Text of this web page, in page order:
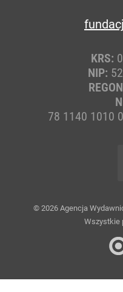
KRS:
NIP:
78 1140 1010
© 2026 Agencja
Wszystkie